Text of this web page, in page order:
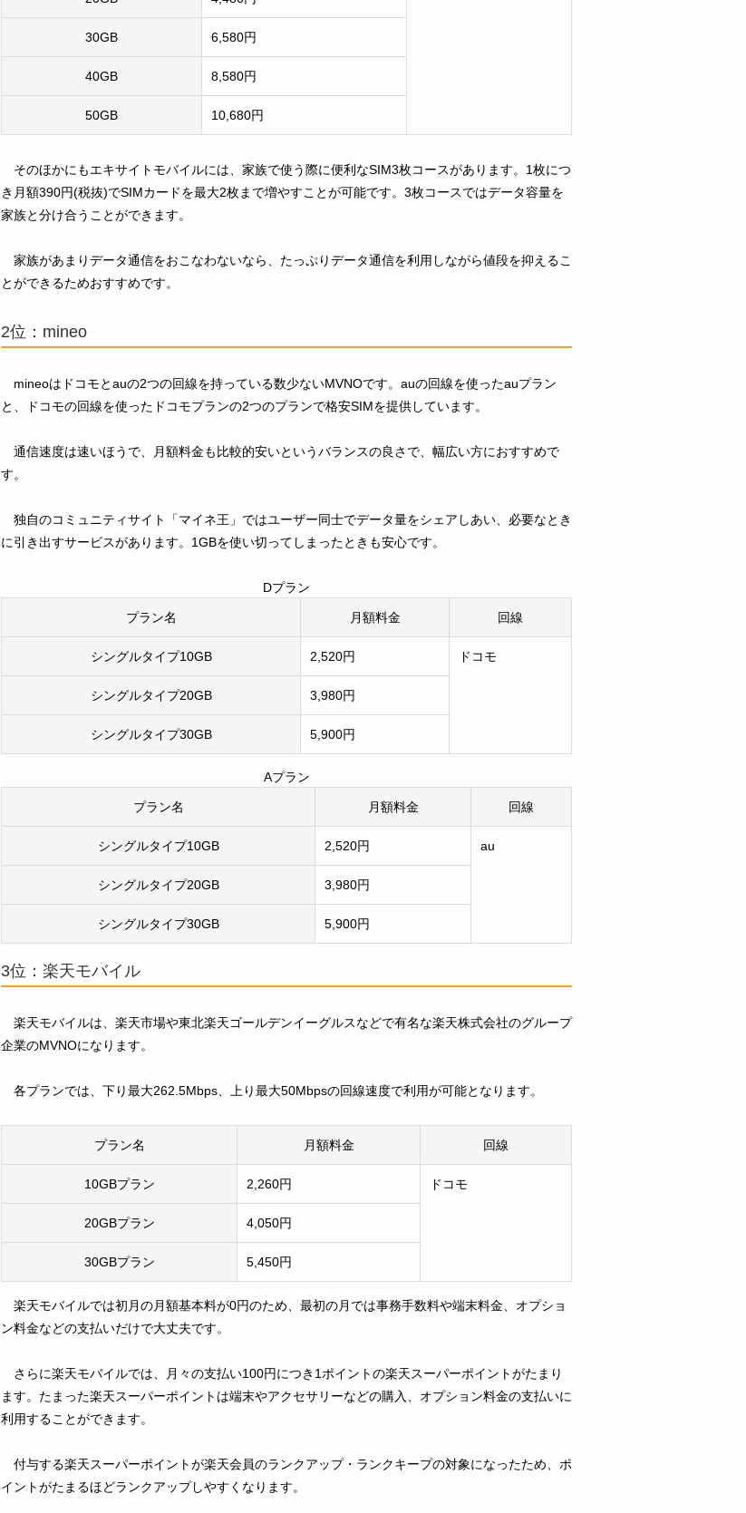
30GB 6,580円
40GB 8,580円
50GB 10,680円
そのほかにもエキサイトモバイルには、家族で使う際に便利なSIM3枚コースがあります。1枚につ
き月額390円(税抜)でSIMカードを最大2枚まで増やすことが可能です。3枚コースではデータ容量を
家族と分け合うことができます。
家族があまりデータ通信をおこなわないなら、たっぷりデータ通信を利用しながら値段を抑えるこ
とができるためおすすめです。
2位：mineo
mineoはドコモとauの2つの回線を持っている数少ないMVNOです。auの回線を使ったauプラン
と、ドコモの回線を使ったドコモプランの2つのプランで格安SIMを提供しています。
通信速度は速いほうで、月額料金も比較的安いというバランスの良さで、幅広い方におすすめで
す。
独自のコミュニティサイト「マイネ王」ではユーザー同士でデータ量をシェアしあい、必要なとき
に引き出すサービスがあります。1GBを使い切ってしまったときも安心です。
Dプラン
プラン名 月額料金 回線
シングルタイプ10GB 2,520円 ドコモ
シングルタイプ20GB 3,980円
シングルタイプ30GB 5,900円
Aプラン
プラン名 月額料金 回線
シングルタイプ10GB 2,520円 au
シングルタイプ20GB 3,980円
シングルタイプ30GB 5,900円
3位：楽天モバイル
楽天モバイルは、楽天市場や東北楽天ゴールデンイーグルスなどで有名な楽天株式会社のグループ
企業のMVNOになります。
各プランでは、下り最大262.5Mbps、上り最大50Mbpsの回線速度で利用が可能となります。
プラン名 月額料金 回線
10GBプラン 2,260円 ドコモ
20GBプラン 4,050円
30GBプラン 5,450円
楽天モバイルでは初月の月額基本料が0円のため、最初の月では事務手数料や端末料金、オプショ
ン料金などの支払いだけで大丈夫です。
さらに楽天モバイルでは、月々の支払い100円につき1ポイントの楽天スーパーポイントがたまり
ます。たまった楽天スーパーポイントは端末やアクセサリーなどの購入、オプション料金の支払いに
利用することができます。
付与する楽天スーパーポイントが楽天会員のランクアップ・ランクキープの対象になったため、ポ
イントがたまるほどランクアップしやすくなります。